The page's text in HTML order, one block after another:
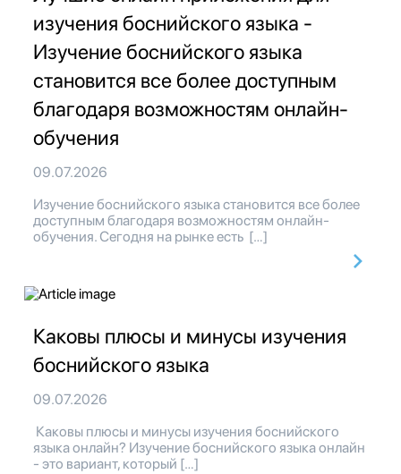
изучения боснийского языка -
Изучение боснийского языка
становится все более доступным
благодаря возможностям онлайн-
обучения
09.07.2026
Изучение боснийского языка становится все более
доступным благодаря возможностям онлайн-
обучения. Сегодня на рынке есть […]
Каковы плюсы и минусы изучения
боснийского языка
09.07.2026
Каковы плюсы и минусы изучения боснийского
языка онлайн? Изучение боснийского языка онлайн
- это вариант, который […]